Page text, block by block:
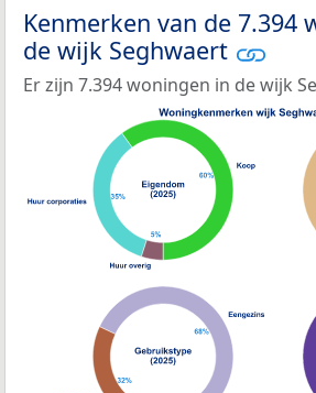
Kenmerken van de 7.394
de wijk Seghwaert
Er zijn 7.394 woningen in de wijk